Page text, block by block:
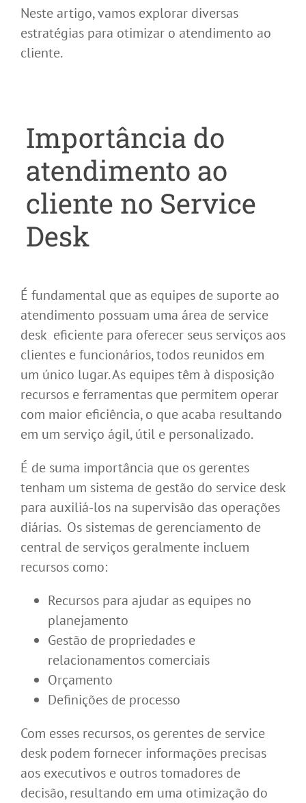
Neste artigo, vamos explorar diversas
estratégias para otimizar o atendimento ao
cliente.
Importância do
atendimento ao
cliente no Service
Desk
É fundamental que as equipes de suporte ao
atendimento possuam uma área de service
desk eficiente para oferecer seus serviços aos
clientes e funcionários, todos reunidos em
um único lugar. As equipes têm à disposição
recursos e ferramentas que permitem operar
com maior eficiência, o que acaba resultando
em um serviço ágil, útil e personalizado.
É de suma importância que os gerentes
tenham um sistema de gestão do service desk
para auxiliá-los na supervisão das operações
diárias. Os sistemas de gerenciamento de
central de serviços geralmente incluem
recursos como:
Recursos para ajudar as equipes no
planejamento
Gestão de propriedades e
relacionamentos comerciais
Orçamento
Definições de processo
Com esses recursos, os gerentes de service
desk podem fornecer informações precisas
aos executivos e outros tomadores de
decisão, resultando em uma otimização do